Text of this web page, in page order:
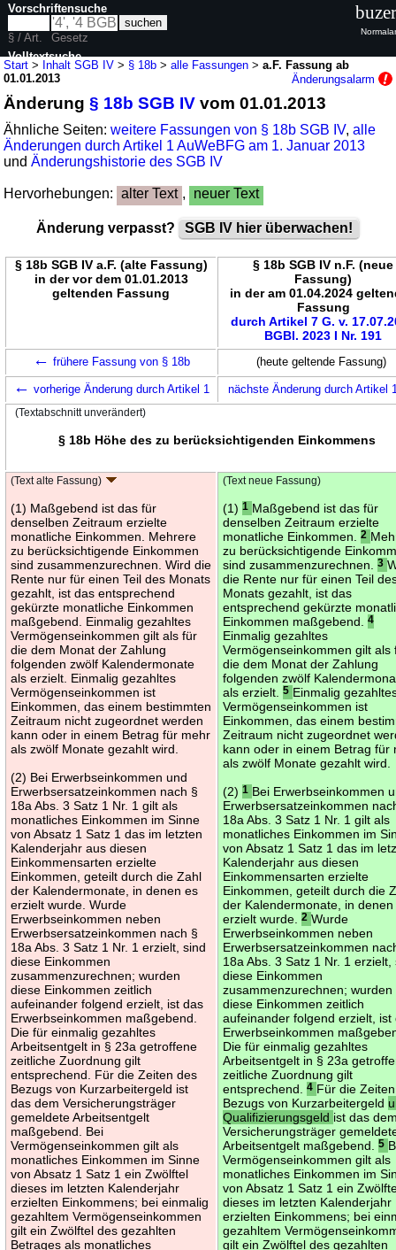
Start > Inhalt SGB IV > § 18b >alle Fassungen >a.F. Fassung ab
01.01.2013
Änderungsalarm
Änderung§ 18b SGB IV vom 01.01.2013
Ähnliche Seiten:weitere Fassungen von § 18b SGB IV,alle
Änderungen durch Artikel 1 AuWeBFG am 1. Januar 2013
undÄnderungshistorie des SGB IV
Hervorhebungen: alter Text , neuer Text
Änderung verpasst? SGB IV hier überwachen!
§ 18b SGB IV a.F. (alte Fassung)
in der vor dem 01.01.2013
geltenden Fassung
§ 18b SGB IV n.F. (neue
Fassung)
in der am 01.04.2024
Fassung
durch Artikel 7 G. v.
BGBl. 2023 I Nr. 191
← frühere Fassung von § 18b (heute geltende Fassung)
← vorherige Änderung durch Artikel 1 nächste Änderung durch Artikel
(Textabschnitt unverändert)
§ 18b Höhe des zu berücksichtigenden Einkommens
(Text alte Fassung)
(1) Maßgebend ist das für
denselben Zeitraum erzielte
monatliche Einkommen. Mehrere
zu berücksichtigende Einkommen
sind zusammenzurechnen. Wird die
Rente nur für einen Teil des Monats
gezahlt, ist das entsprechend
gekürzte monatliche Einkommen
maßgebend. Einmalig gezahltes
Vermögenseinkommen gilt als für
die dem Monat der Zahlung
folgenden zwölf Kalendermonate
als erzielt. Einmalig gezahltes
Vermögenseinkommen ist
Einkommen, das einem bestimmten
Zeitraum nicht zugeordnet werden
kann oder in einem Betrag für mehr
als zwölf Monate gezahlt wird.
(2) Bei Erwerbseinkommen und
Erwerbsersatzeinkommen nach §
18a Abs. 3 Satz 1 Nr. 1 gilt als
monatliches Einkommen im Sinne
von Absatz 1 Satz 1 das im letzten
Kalenderjahr aus diesen
Einkommensarten erzielte
Einkommen, geteilt durch die Zahl
der Kalendermonate, in denen es
erzielt wurde. Wurde
Erwerbseinkommen neben
Erwerbsersatzeinkommen nach §
18a Abs. 3 Satz 1 Nr. 1 erzielt, sind
diese Einkommen
zusammenzurechnen; wurden
diese Einkommen zeitlich
aufeinander folgend erzielt, ist das
Erwerbseinkommen maßgebend.
Die für einmalig gezahltes
Arbeitsentgelt in § 23a getroffene
zeitliche Zuordnung gilt
entsprechend. Für die Zeiten des
Bezugs von Kurzarbeitergeld ist
das dem Versicherungsträger
gemeldete Arbeitsentgelt
maßgebend. Bei
Vermögenseinkommen gilt als
monatliches Einkommen im Sinne
von Absatz 1 Satz 1 ein Zwölftel
dieses im letzten Kalenderjahr
erzielten Einkommens; bei einmalig
gezahltem Vermögenseinkommen
gilt ein Zwölftel des gezahlten
Betrages als monatliches
(Text neue Fassung)
(1)1 Maßgebend ist das für
denselben Zeitraum erzielte
monatliche Einkommen.2
zu berücksichtigende
sind zusammenzurechnen.3
die Rente nur für einen Teil
Monats gezahlt, ist das
entsprechend gekürzte
Einkommen maßgebend.4
Einmalig gezahltes
Vermögenseinkommen gilt als
die dem Monat der Zahlung
folgenden zwölf
als erzielt.5 Einmalig
Vermögenseinkommen ist
Einkommen, das einem
Zeitraum nicht zugeordnet
kann oder in einem Betrag für
als zwölf Monate gezahlt wird.
(2)1 Bei Erwerbseinkommen
Erwerbsersatzeinkommen
18a Abs. 3 Satz 1 Nr. 1 gilt als
monatliches Einkommen im
von Absatz 1 Satz 1 das im
Kalenderjahr aus diesen
Einkommensarten erzielte
Einkommen, geteilt durch die
der Kalendermonate, in
erzielt wurde.2 Wurde
Erwerbseinkommen neben
Erwerbsersatzeinkommen
18a Abs. 3 Satz 1 Nr. 1 erzielt,
diese Einkommen
zusammenzurechnen; wurden
diese Einkommen zeitlich
aufeinander folgend erzielt, ist
Erwerbseinkommen
Die für einmalig gezahltes
Arbeitsentgelt in § 23a
zeitliche Zuordnung gilt
entsprechend.4 Für die
Bezugs von Kurzarbeitergeld
Qualifizierungsgeld ist das
Versicherungsträger
Arbeitsentgelt maßgebend.5
Vermögenseinkommen gilt als
monatliches Einkommen im
von Absatz 1 Satz 1 ein
dieses im letzten Kalenderjahr
erzielten Einkommens; bei
gezahltem
gilt ein Zwölftel des gezahlten
Vorschriftensuche
§ / Art.
Gesetz
Volltextsuche